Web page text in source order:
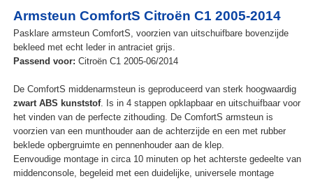
Armsteun ComfortS Citroën C1 2005-2014
Pasklare armsteun ComfortS, voorzien van uitschuifbare bovenzijde
bekleed met echt leder in antraciet grijs.
Passend voor: Citroën C1 2005-06/2014
De ComfortS middenarmsteun is geproduceerd van sterk hoogwaardig
zwart ABS kunststof. Is in 4 stappen opklapbaar en uitschuifbaar voor
het vinden van de perfecte zithouding. De ComfortS armsteun is
voorzien van een munthouder aan de achterzijde en een met rubber
beklede opbergruimte en pennenhouder aan de klep.
Eenvoudige montage in circa 10 minuten op het achterste gedeelte van
middenconsole, begeleid met een duidelijke, universele montage